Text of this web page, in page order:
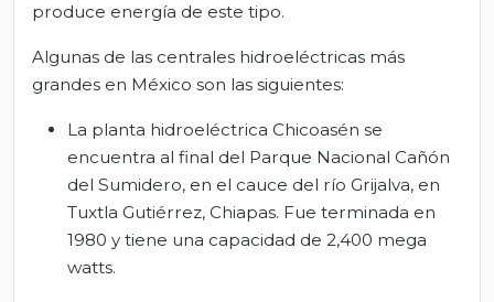
produce energía de este tipo.
Algunas de las centrales hidroeléctricas más
grandes en México son las siguientes:
La planta hidroeléctrica Chicoasén se
encuentra al final del Parque Nacional Cañón
del Sumidero, en el cauce del río Grijalva, en
Tuxtla Gutiérrez, Chiapas. Fue terminada en
1980 y tiene una capacidad de 2,400 mega
watts.